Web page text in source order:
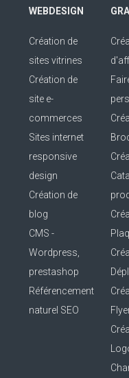
WEBDESIGN
Création de
sites vitrines
Création de
site e-
commerces
Sites internet
responsive
design
Création de
blog
CMS -
Wordpress,
prestashop
Référencement
naturel SEO